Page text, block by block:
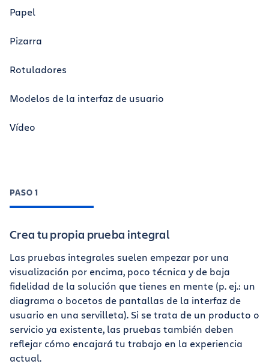
Papel
Pizarra
Rotuladores
Modelos de la interfaz de usuario
Vídeo
PASO 1
Crea tu propia prueba integral
Las pruebas integrales suelen empezar por una
visualización por encima, poco técnica y de baja
fidelidad de la solución que tienes en mente (p. ej.: un
diagrama o bocetos de pantallas de la interfaz de
usuario en una servilleta). Si se trata de un producto o
servicio ya existente, las pruebas también deben
reflejar cómo encajará tu trabajo en la experiencia
actual.